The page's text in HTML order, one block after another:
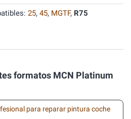
25, 45, MGTF, R75
formatos MCN Platinum
para reparar pintura coche